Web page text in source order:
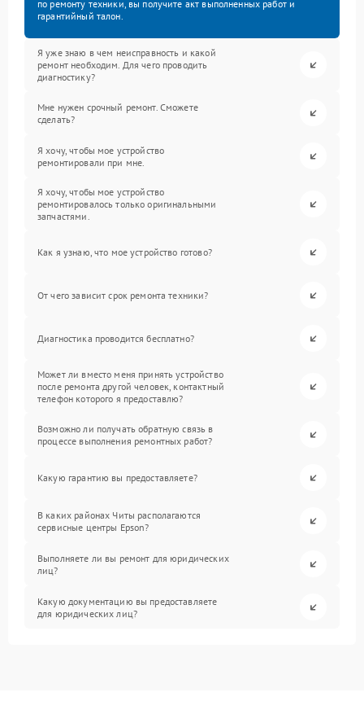
по ремонту техники, вы получите акт выполненных работ и
гарантийный талон.
Я уже знаю в чем неисправность и какой
ремонт необходим. Для чего проводить
диагностику?
Мне нужен срочный ремонт. Сможете
сделать?
Я хочу, чтобы мое устройство
ремонтировали при мне.
Я хочу, чтобы мое устройство
ремонтировалось только оригинальными
запчастями.
Как я узнаю, что мое устройство готово?
От чего зависит срок ремонта техники?
Диагностика проводится бесплатно?
Может ли вместо меня принять устройство
после ремонта другой человек, контактный
телефон которого я предоставлю?
Возможно ли получать обратную связь в
процессе выполнения ремонтных работ?
Какую гарантию вы предоставляете?
В каких районах Читы располагаются
сервисные центры Epson?
Выполняете ли вы ремонт для юридических
лиц?
Какую документацию вы предоставляете
для юридических лиц?